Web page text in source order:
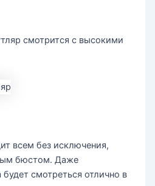
смотрится с высокими
всем без исключения,
бюстом. Даже
смотреться отлично в